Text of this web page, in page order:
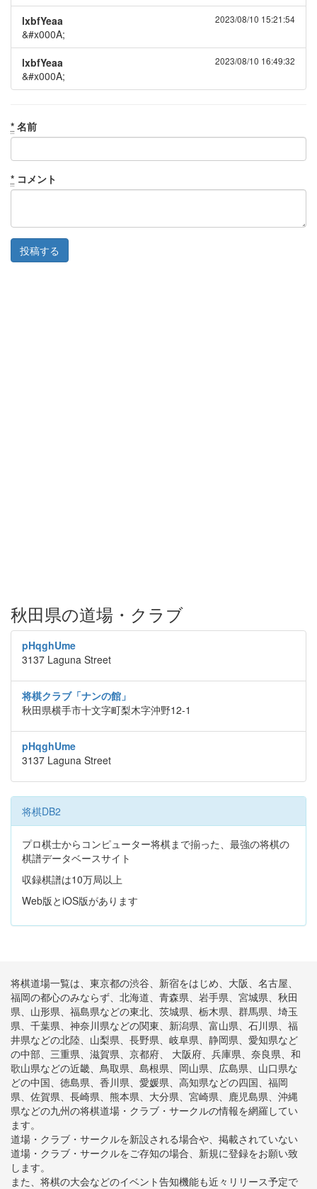
lxbfYeaa
2023/08/10 15:21:54
&#x000A;
lxbfYeaa
2023/08/10 16:49:32
&#x000A;
* 名前
* コメント
秋田県の道場・クラブ
pHqghUme
3137 Laguna Street
将棋クラブ「ナンの館」
秋田県横手市十文字町梨木字沖野12-1
pHqghUme
3137 Laguna Street
将棋DB2
プロ棋士からコンピューター将棋まで揃った、最強の将棋の
棋譜データベースサイト
収録棋譜は10万局以上
Web版とiOS版があります
将棋道場一覧は、東京都の渋谷、新宿をはじめ、大阪、名古屋、
福岡の都心のみならず、北海道、青森県、岩手県、宮城県、秋田
県、山形県、福島県などの東北、茨城県、栃木県、群馬県、埼玉
県、千葉県、神奈川県などの関東、新潟県、富山県、石川県、福
井県などの北陸、山梨県、長野県、岐阜県、静岡県、愛知県など
の中部、三重県、滋賀県、京都府、 大阪府、兵庫県、奈良県、和
歌山県などの近畿、鳥取県、島根県、岡山県、広島県、山口県な
どの中国、徳島県、香川県、愛媛県、高知県などの四国、福岡
県、佐賀県、長崎県、熊本県、大分県、宮崎県、鹿児島県、沖縄
県などの九州の将棋道場・クラブ・サークルの情報を網羅してい
ます。
道場・クラブ・サークルを新設される場合や、掲載されていない
道場・クラブ・サークルをご存知の場合、新規に登録をお願い致
します。
また、将棋の大会などのイベント告知機能も近々リリース予定で